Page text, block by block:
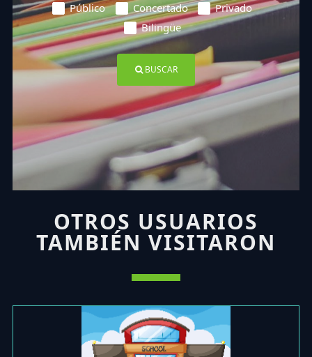
Público Concertado
Privado
Bilingüe
BUSCAR
OTROS USUARIOS
TAMBIÉN VISITARON